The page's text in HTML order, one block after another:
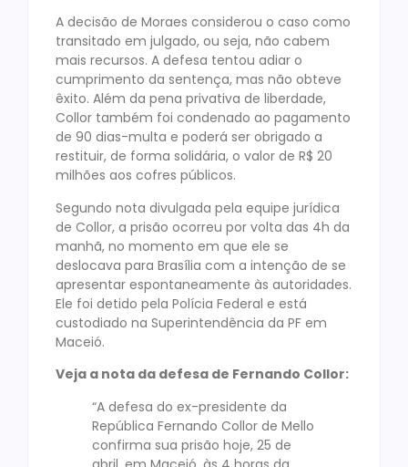
A decisão de Moraes considerou o caso como
transitado em julgado, ou seja, não cabem
mais recursos. A defesa tentou adiar o
cumprimento da sentença, mas não obteve
êxito. Além da pena privativa de liberdade,
Collor também foi condenado ao pagamento
de 90 dias-multa e poderá ser obrigado a
restituir, de forma solidária, o valor de R$ 20
milhões aos cofres públicos.
Segundo nota divulgada pela equipe jurídica
de Collor, a prisão ocorreu por volta das 4h da
manhã, no momento em que ele se
deslocava para Brasília com a intenção de se
apresentar espontaneamente às autoridades.
Ele foi detido pela Polícia Federal e está
custodiado na Superintendência da PF em
Maceió.
Veja a nota da defesa de Fernando Collor:
“A defesa do ex-presidente da
República Fernando Collor de Mello
confirma sua prisão hoje, 25 de